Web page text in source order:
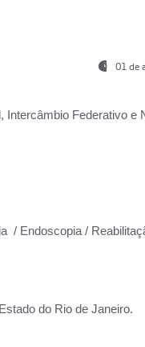
01 de
Intercâmbio Federativo e
/ Endoscopia /
do Rio de Janeiro.